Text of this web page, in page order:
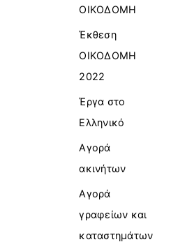
ΟΙΚΟΔΟΜΗ
Έκθεση
ΟΙΚΟΔΟΜΗ
2022
Έργα στο
Ελληνικό
Αγορά
ακινήτων
Αγορά
γραφείων και
καταστημάτων